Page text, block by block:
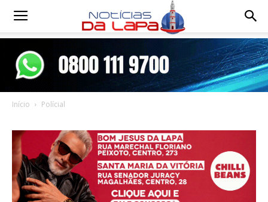
Notícias
Início Polícial